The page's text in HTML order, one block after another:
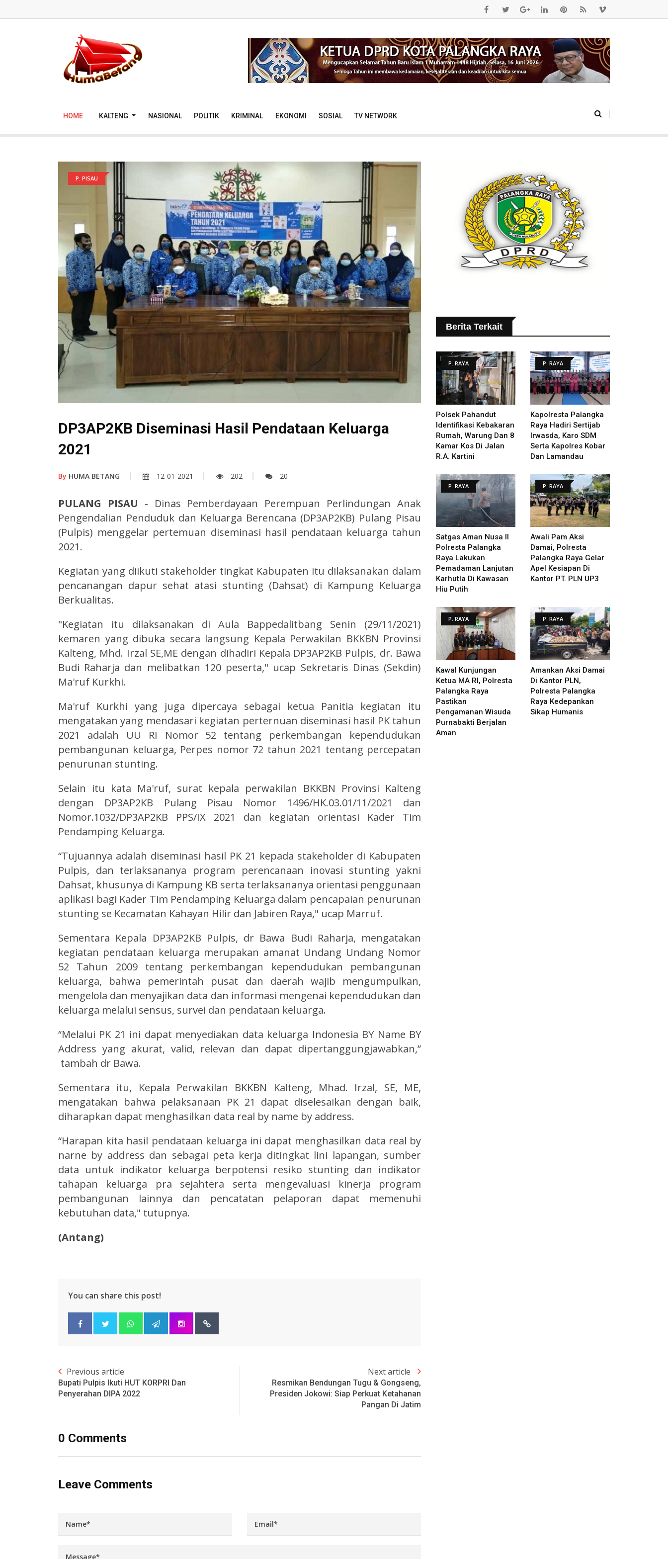
HOME KALTENG NASIONAL POLITIK KRIMINAL EKONOMI SOSIAL TV NETWORK
P. PISAU
DP3AP2KB Diseminasi Hasil Pendataan Keluarga
2021
By HUMA BETANG 12-01-2021 202 20
PULANG PISAU - Dinas Pemberdayaan Perempuan Perlindungan Anak
Pengendalian Penduduk dan Keluarga Berencana (DP3AP2KB) Pulang Pisau
(Pulpis) menggelar pertemuan diseminasi hasil pendataan keluarga tahun
2021.
Kegiatan yang diikuti stakeholder tingkat Kabupaten itu dilaksanakan dalam
pencanangan dapur sehat atasi stunting (Dahsat) di Kampung Keluarga
Berkualitas.
"Kegiatan itu dilaksanakan di Aula Bappedalitbang Senin (29/11/2021)
kemaren yang dibuka secara langsung Kepala Perwakilan BKKBN Provinsi
Kalteng, Mhd. Irzal SE,ME dengan dihadiri Kepala DP3AP2KB Pulpis, dr. Bawa
Budi Raharja dan melibatkan 120 peserta," ucap Sekretaris Dinas (Sekdin)
Ma'ruf Kurkhi.
Ma'ruf Kurkhi yang juga dipercaya sebagai ketua Panitia kegiatan itu
mengatakan yang mendasari kegiatan perternuan diseminasi hasil PK tahun
2021 adalah UU RI Nomor 52 tentang perkembangan kependudukan
pembangunan keluarga, Perpes nomor 72 tahun 2021 tentang percepatan
penurunan stunting.
Selain itu kata Ma'ruf, surat kepala perwakilan BKKBN Provinsi Kalteng
dengan DP3AP2KB Pulang Pisau Nomor 1496/HK.03.01/11/2021 dan
Nomor.1032/DP3AP2KB PPS/IX 2021 dan kegiatan orientasi Kader Tim
Pendamping Keluarga.
“Tujuannya adalah diseminasi hasil PK 21 kepada stakeholder di Kabupaten
Pulpis, dan terlaksananya program perencanaan inovasi stunting yakni
Dahsat, khusunya di Kampung KB serta terlaksananya orientasi penggunaan
aplikasi bagi Kader Tim Pendamping Keluarga dalam pencapaian penurunan
stunting se Kecamatan Kahayan Hilir dan Jabiren Raya," ucap Marruf.
Sementara Kepala DP3AP2KB Pulpis, dr Bawa Budi Raharja, mengatakan
kegiatan pendataan keluarga merupakan amanat Undang Undang Nomor
52 Tahun 2009 tentang perkembangan kependudukan pembangunan
keluarga, bahwa pemerintah pusat dan daerah wajib mengumpulkan,
mengelola dan menyajikan data dan informasi mengenai kependudukan dan
keluarga melalui sensus, survei dan pendataan keluarga.
“Melalui PK 21 ini dapat menyediakan data keluarga Indonesia BY Name BY
Address yang akurat, valid, relevan dan dapat dipertanggungjawabkan,”
tambah dr Bawa.
Sementara itu, Kepala Perwakilan BKKBN Kalteng, Mhad. Irzal, SE, ME,
mengatakan bahwa pelaksanaan PK 21 dapat diselesaikan dengan baik,
diharapkan dapat menghasilkan data real by name by address.
“Harapan kita hasil pendataan keluarga ini dapat menghasilkan data real by
narne by address dan sebagai peta kerja ditingkat lini lapangan, sumber
data untuk indikator keluarga berpotensi resiko stunting dan indikator
tahapan keluarga pra sejahtera serta mengevaluasi kinerja program
pembangunan lainnya dan pencatatan pelaporan dapat memenuhi
kebutuhan data," tutupnya.
(Antang)
You can share this post!
Previous article
Bupati Pulpis Ikuti HUT KORPRI Dan
Penyerahan DIPA 2022
Next article
Resmikan Bendungan Tugu & Gongseng,
Presiden Jokowi: Siap Perkuat Ketahanan
Pangan Di Jatim
0 Comments
Leave Comments
Berita Terkait
P. RAYA
Polsek Pahandut
Identifikasi Kebakaran
Rumah, Warung Dan 8
Kamar Kos Di Jalan
R.A. Kartini
P. RAYA
Kapolresta Palangka
Raya Hadiri Sertijab
Irwasda, Karo SDM
Serta Kapolres Kobar
Dan Lamandau
P. RAYA
Satgas Aman Nusa II
Polresta Palangka
Raya Lakukan
Pemadaman Lanjutan
Karhutla Di Kawasan
Hiu Putih
P. RAYA
Awali Pam Aksi
Damai, Polresta
Palangka Raya Gelar
Apel Kesiapan Di
Kantor PT. PLN UP3
P. RAYA
Kawal Kunjungan
Ketua MA RI, Polresta
Palangka Raya
Pastikan
Pengamanan Wisuda
Purnabakti Berjalan
Aman
P. RAYA
Amankan Aksi Damai
Di Kantor PLN,
Polresta Palangka
Raya Kedepankan
Sikap Humanis